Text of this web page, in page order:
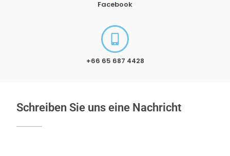
Facebook
+66 65 687 4428
Schreiben Sie uns eine Nachricht